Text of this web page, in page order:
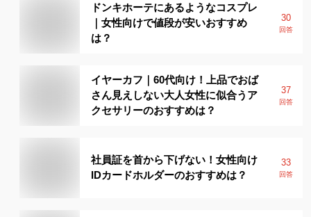
ドンキホーテにあるようなコスプレ
｜女性向けで値段が安いおすすめ
は？
30
回答
イヤーカフ｜60代向け！上品でおば
さん見えしない大人女性に似合うア
クセサリーのおすすめは？
37
回答
社員証を首から下げない！女性向け
IDカードホルダーのおすすめは？
33
回答